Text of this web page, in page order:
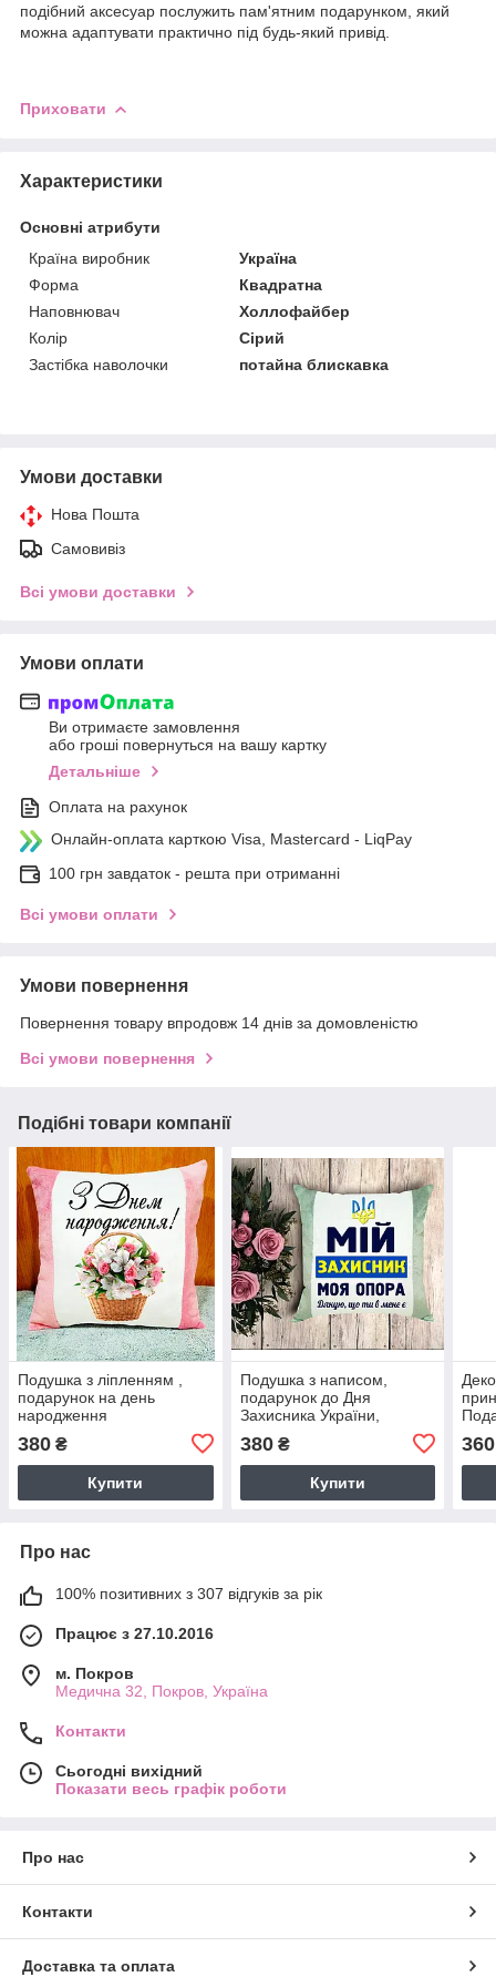
подібний аксесуар послужить пам'ятним подарунком, який
можна адаптувати практично під будь-який привід.
Приховати
Характеристики
Основні атрибути
Країна виробник
Україна
Форма
Квадратна
Наповнювач
Холлофайбер
Колір
Сірий
Застібка наволочки
потайна блискавка
Умови доставки
Нова Пошта
Самовивіз
Всі умови доставки
Умови оплати
Ви отримаєте замовлення
або гроші повернуться на вашу картку
Детальніше
Оплата на рахунок
Онлайн-оплата карткою Visa, Mastercard - LiqPay
100 грн завдаток - решта при отриманні
Всі умови оплати
Умови повернення
Повернення товару впродовж 14 днів за домовленістю
Всі умови повернення
Подібні товари компанії
Подушка з ліпленням ,
подарунок на день
народження
380 ₴
Купити
Подушка з написом,
подарунок до Дня
Захисника України,
подарунок на 14 жовтня.
Колір подушки - СІРИЙ
380₴
Купити
360
Про нас
100% позитивних з 307 відгуків за рік
Працює з 27.10.2016
м. Покров
Медична 32, Покров, Україна
Контакти
Сьогодні вихідний
Показати весь графік роботи
Про нас
Контакти
Доставка та оплата